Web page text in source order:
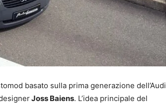
basato sulla prima generazione dell’Audi
Joss Baiens. L’idea principale del